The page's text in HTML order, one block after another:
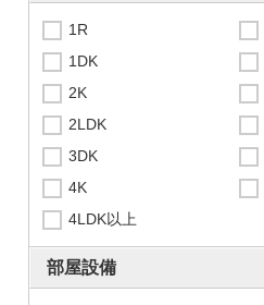
1R
1DK
2K
2LDK
3DK
4K
4LDK以上
部屋設備